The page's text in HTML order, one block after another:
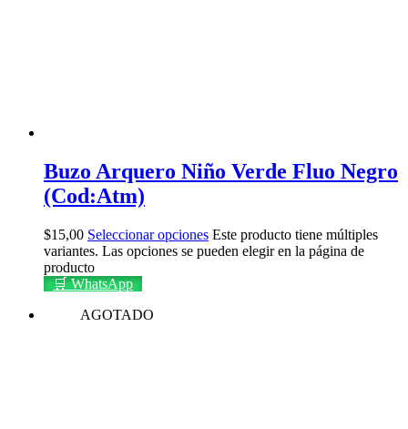
Buzo Arquero Niño Verde Fluo Negro
(Cod:Atm)
$15,00 Seleccionar opciones Este producto tiene múltiples
variantes. Las opciones se pueden elegir en la página de
producto
🛒 WhatsApp
AGOTADO